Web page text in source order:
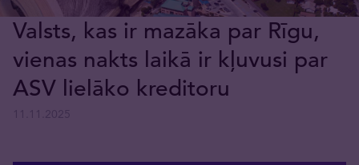
Valsts, kas ir mazāka par Rīgu,
vienas nakts laikā ir kļuvusi par
ASV lielāko kreditoru